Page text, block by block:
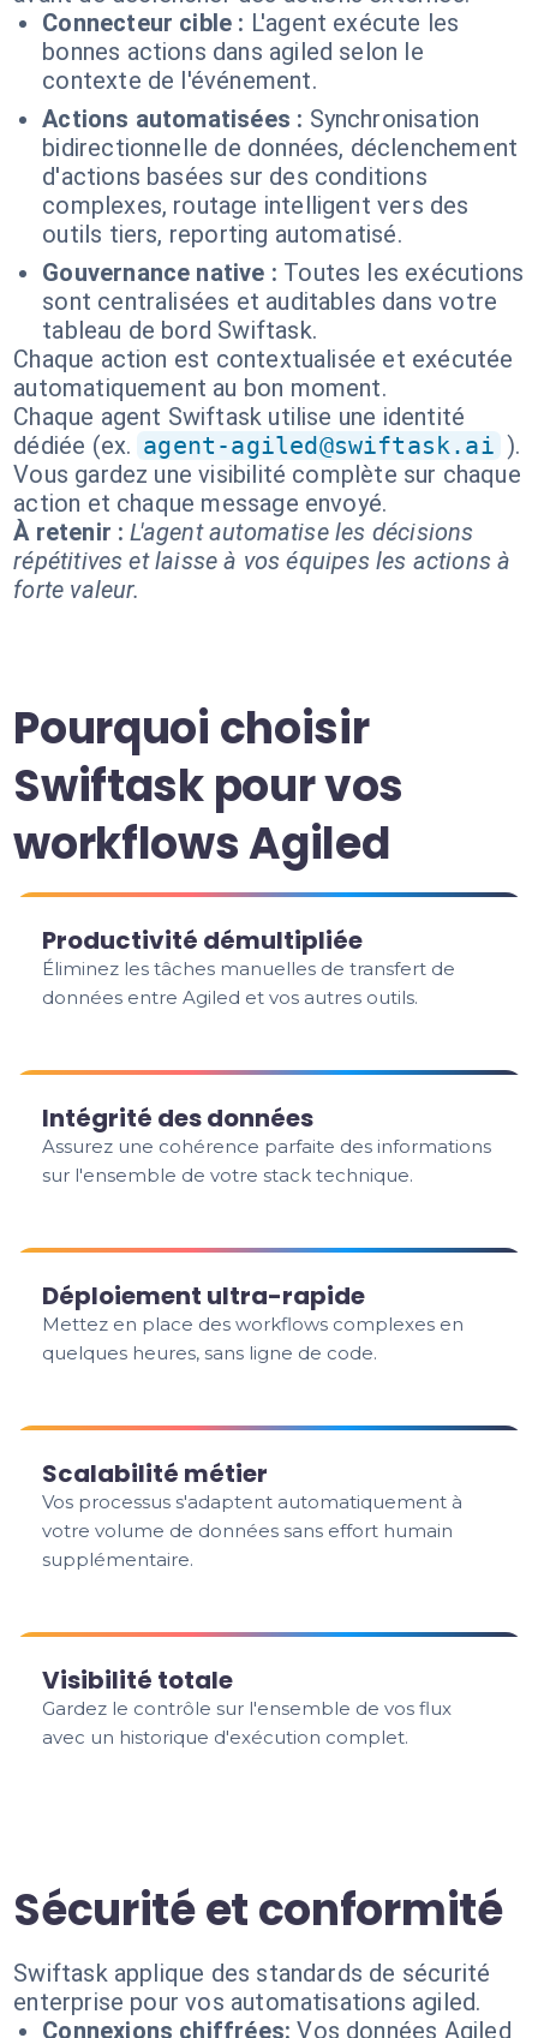
Connecteur cible : L'agent exécute les
bonnes actions dans agiled selon le
contexte de l'événement.
Actions automatisées : Synchronisation
bidirectionnelle de données, déclenchement
d'actions basées sur des conditions
complexes, routage intelligent vers des
outils tiers, reporting automatisé.
Gouvernance native : Toutes les exécutions
sont centralisées et auditables dans votre
tableau de bord Swiftask.
Chaque action est contextualisée et exécutée
automatiquement au bon moment.
Chaque agent Swiftask utilise une identité
dédiée (ex. agent-agiled@swiftask.ai ).
Vous gardez une visibilité complète sur chaque
action et chaque message envoyé.
À retenir : L'agent automatise les décisions
répétitives et laisse à vos équipes les actions à
forte valeur.
Pourquoi choisir
Swiftask pour vos
workflows Agiled
Productivité démultipliée
Éliminez les tâches manuelles de transfert de
données entre Agiled et vos autres outils.
Intégrité des données
Assurez une cohérence parfaite des informations
sur l'ensemble de votre stack technique.
Déploiement ultra-rapide
Mettez en place des workflows complexes en
quelques heures, sans ligne de code.
Scalabilité métier
Vos processus s'adaptent automatiquement à
votre volume de données sans effort humain
supplémentaire.
Visibilité totale
Gardez le contrôle sur l'ensemble de vos flux
avec un historique d'exécution complet.
Sécurité et conformité
Swiftask applique des standards de sécurité
enterprise pour vos automatisations agiled.
Connexions chiffrées: Vos données Agiled